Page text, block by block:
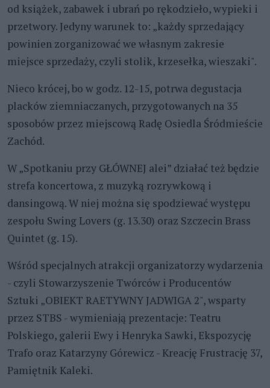
od książek, zabawek i ubrań po rękodzieło, wypieki i
przetwory. Jedyny warunek to: „każdy sprzedający
powinien zorganizować we własnym zakresie
miejsce sprzedaży, czyli stolik, krzesełka, wieszaki".
Nieco krócej, bo w godz. 12-15, potrwa degustacja
placków ziemniaczanych, przygotowanych na 35
sposobów przez miejscową Radę Osiedla Śródmieście
Zachód.
W „Spotkaniu przy GŁÓWNEJ alei” działać też będzie
strefa koncertowa, z muzyką rozrywkową i
dansingową. W niej można się spodziewać występu
zespołu Swing Lovers (g. 13.30) oraz Szczecin Brass
Quintet (g. 15).
Wśród specjalnych atrakcji organizatorzy wydarzenia
- czyli Stowarzyszenie Twórców i Producentów
Sztuki „OBIEKT RAETYWNY JADWIGA 2", wsparty
przez STBS - wymieniają prezentacje: Teatru
Polskiego, galerii Ewy i Henryka Sawki, Ekspozycję
Trafo oraz Katarzyny Górewicz - Kreację Frustrację 37,
Pamiętnik Kaleki.